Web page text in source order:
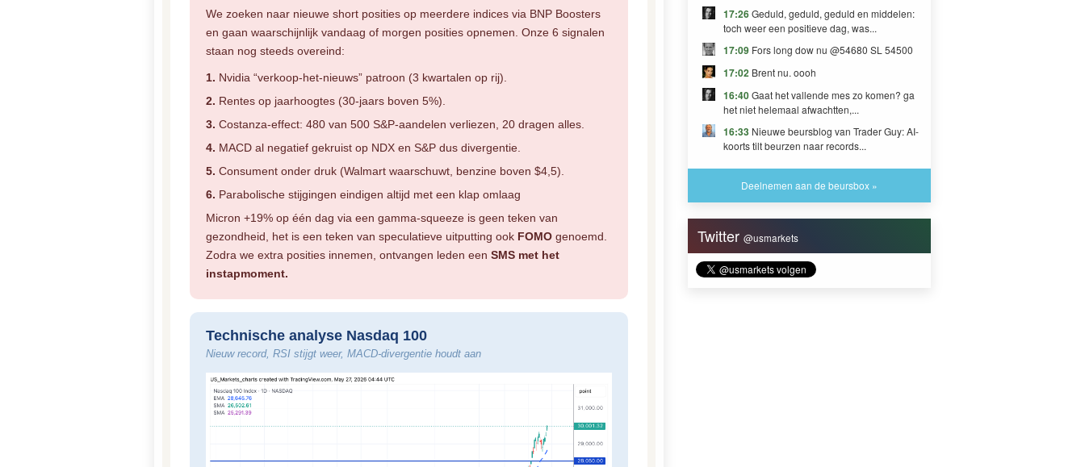
We zoeken naar nieuwe short posities op meerdere indices via BNP Boosters
en gaan waarschijnlijk vandaag of morgen posities opnemen. Onze 6 signalen
staan nog steeds overeind:
1. Nvidia “verkoop-het-nieuws” patroon (3 kwartalen op rij).
2. Rentes op jaarhoogtes (30-jaars boven 5%).
3. Costanza-effect: 480 van 500 S&P-aandelen verliezen, 20 dragen alles.
4. MACD al negatief gekruist op NDX en S&P dus divergentie.
5. Consument onder druk (Walmart waarschuwt, benzine boven $4,5).
6. Parabolische stijgingen eindigen altijd met een klap omlaag
Micron +19% op één dag via een gamma-squeeze is geen teken van
gezondheid, het is een teken van speculatieve uitputting ook FOMO genoemd.
Zodra we extra posities innemen, ontvangen leden een SMS met het
instapmoment.
Technische analyse Nasdaq 100
Nieuw record, RSI stijgt weer, MACD-divergentie houdt aan
17:26Geduld, geduld, geduld en middelen:
toch weer een positieve dag, was...
17:09 Fors long dow nu @54680 SL 54500
17:02 Brent nu. oooh
16:40Gaat het vallende mes zo komen? ga
het niet helemaal afwachtten,...
16:33 Nieuwe beursblog van Trader Guy: AI-
koorts tilt beurzen naar records...
Deelnemen aan de beursbox »
Twitter@usmarkets